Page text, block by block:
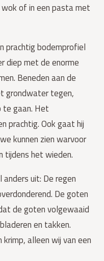
of in een pasta met
prachtig bodemprofiel
diep met de enorme
Beneden aan de
grondwater tegen,
te gaan. Het
prachtig. Ook gaat hij
kunnen zien warvoor
tijdens het wieden.
uit: De regen
De goten
de goten volgewaaid
en takken.
alleen wij van een